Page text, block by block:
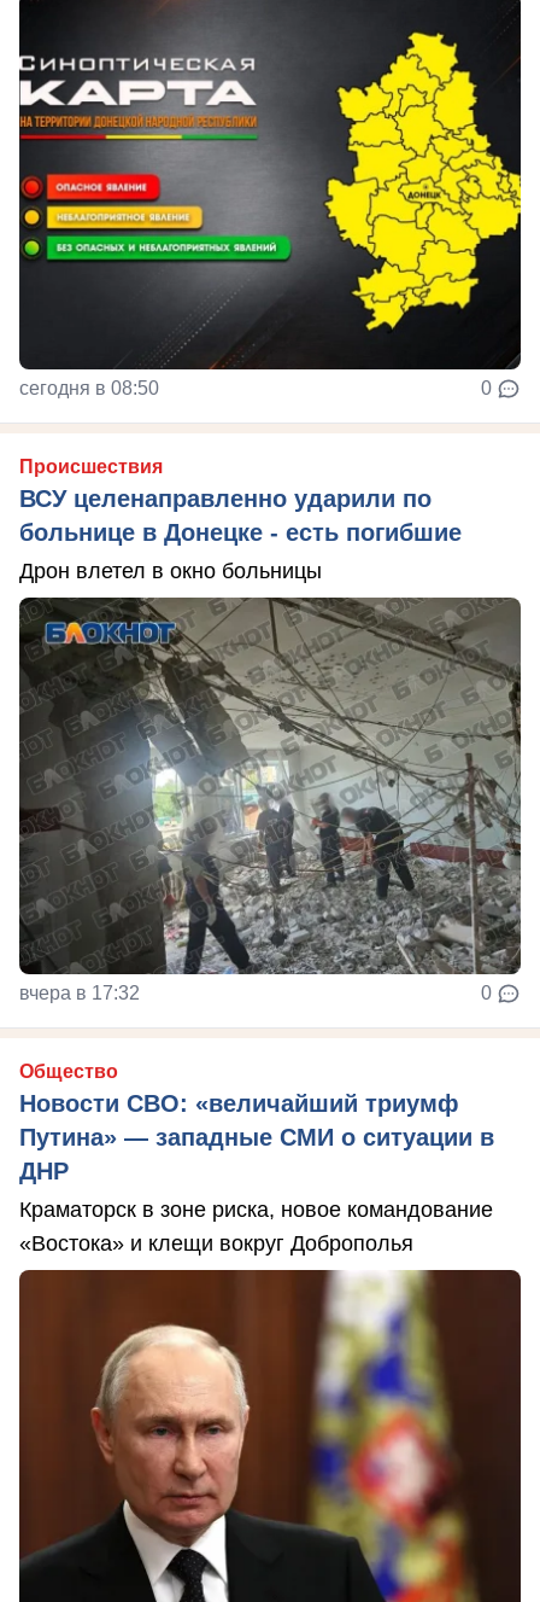
сегодня в 08:50 0
Происшествия
ВСУ целенаправленно ударили по
больнице в Донецке - есть погибшие
Дрон влетел в окно больницы
вчера в 17:32 0
Общество
Новости СВО: «величайший триумф
Путина» — западные СМИ о ситуации в
ДНР
Краматорск в зоне риска, новое командование
«Востока» и клещи вокруг Доброполья